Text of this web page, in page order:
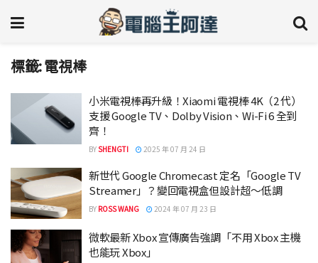
標籤:電視棒
小米電視棒再升級！Xiaomi 電視棒 4K（2 代）
支援 Google TV、Dolby Vision、Wi-Fi 6 全到
齊！
BYSHENGTI 2025 年 07 月 24 日
新世代 Google Chromecast 定名「Google TV
Streamer」？變回電視盒但設計超～低調
BY ROSS WANG 2024 年 07 月 23 日
微軟最新 Xbox 宣傳廣告強調「不用 Xbox 主機
也能玩 Xbox」